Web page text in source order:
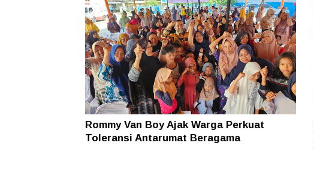
Rommy Van Boy Ajak Warga Perkuat
Toleransi Antarumat Beragama